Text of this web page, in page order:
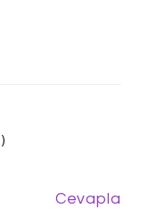
Cevapla